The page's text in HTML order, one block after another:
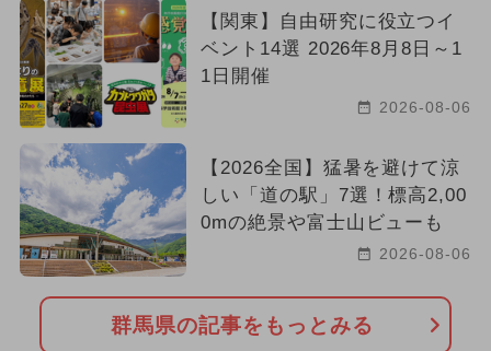
【関東】自由研究に役立つイ
ベント14選 2026年8月8日～1
1日開催
2026-08-06
【2026全国】猛暑を避けて涼
しい「道の駅」7選！標高2,00
0mの絶景や富士山ビューも
2026-08-06
群馬県の記事をもっとみる